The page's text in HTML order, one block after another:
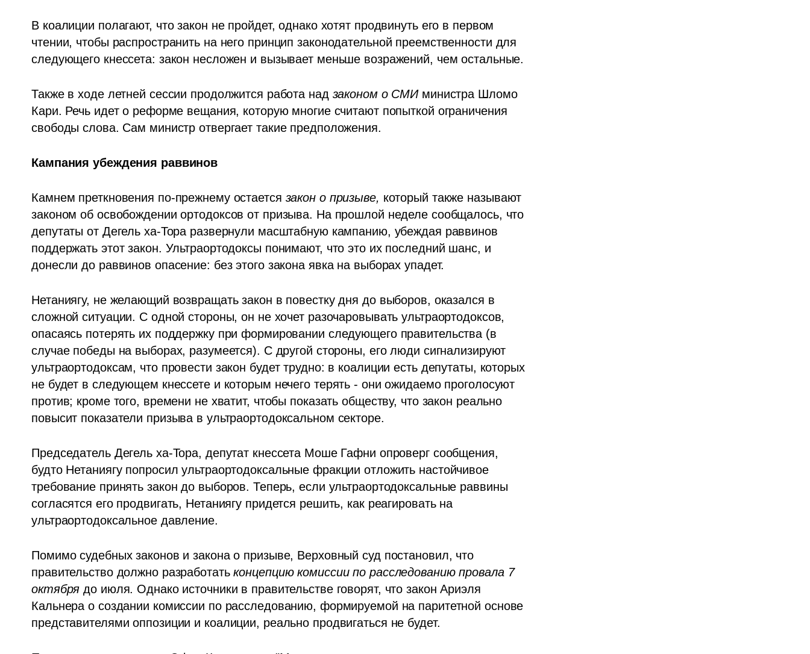
В коалиции полагают, что закон не пройдет, однако хотят продвинуть его в первом
чтении, чтобы распространить на него принцип законодательной преемственности для
следующего кнессета: закон несложен и вызывает меньше возражений, чем остальные.
Также в ходе летней сессии продолжится работа над законом о СМИ министра Шломо
Кари. Речь идет о реформе вещания, которую многие считают попыткой ограничения
свободы слова. Сам министр отвергает такие предположения.
Кампания убеждения раввинов
Камнем преткновения по-прежнему остается закон о призыве, который также называют
законом об освобождении ортодоксов от призыва. На прошлой неделе сообщалось, что
депутаты от Дегель ха-Тора развернули масштабную кампанию, убеждая раввинов
поддержать этот закон. Ультраортодоксы понимают, что это их последний шанс, и
донесли до раввинов опасение: без этого закона явка на выборах упадет.
Нетаниягу, не желающий возвращать закон в повестку дня до выборов, оказался в
сложной ситуации. С одной стороны, он не хочет разочаровывать ультраортодоксов,
опасаясь потерять их поддержку при формировании следующего правительства (в
случае победы на выборах, разумеется). С другой стороны, его люди сигнализируют
ультраортодоксам, что провести закон будет трудно: в коалиции есть депутаты, которых
не будет в следующем кнессете и которым нечего терять - они ожидаемо проголосуют
против; кроме того, времени не хватит, чтобы показать обществу, что закон реально
повысит показатели призыва в ультраортодоксальном секторе.
Председатель Дегель ха-Тора, депутат кнессета Моше Гафни опроверг сообщения,
будто Нетаниягу попросил ультраортодоксальные фракции отложить настойчивое
требование принять закон до выборов. Теперь, если ультраортодоксальные раввины
согласятся его продвигать, Нетаниягу придется решить, как реагировать на
ультраортодоксальное давление.
Помимо судебных законов и закона о призыве, Верховный суд постановил, что
правительство должно разработать концепцию комиссии по расследованию провала 7
октября до июля. Однако источники в правительстве говорят, что закон Ариэля
Кальнера о создании комиссии по расследованию, формируемой на паритетной основе
представителями оппозиции и коалиции, реально продвигаться не будет.